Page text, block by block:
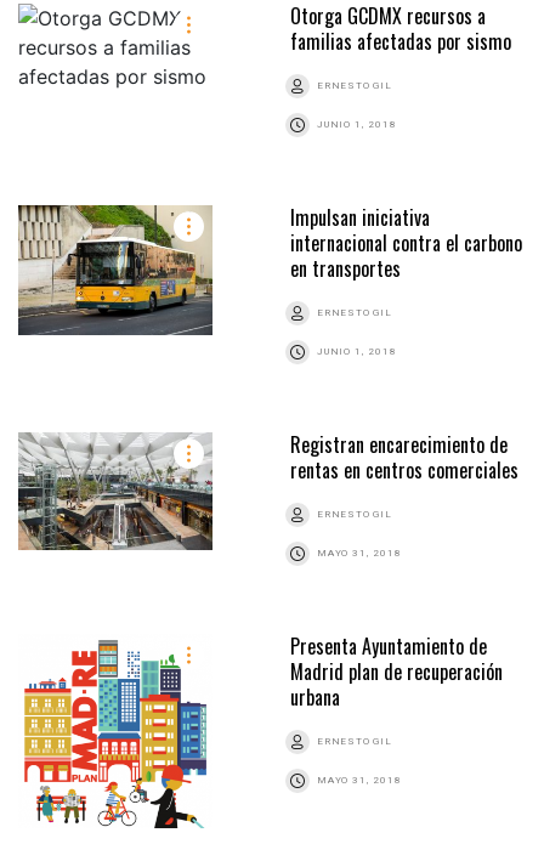
Otorga GCDMX recursos a
familias afectadas por sismo
ERNESTO GIL
JUNIO 1, 2018
Impulsan iniciativa
internacional contra el carbono
en transportes
ERNESTO GIL
JUNIO 1, 2018
Registran encarecimiento de
rentas en centros comerciales
ERNESTO GIL
MAYO 31, 2018
Presenta Ayuntamiento de
Madrid plan de recuperación
urbana
ERNESTO GIL
MAYO 31, 2018